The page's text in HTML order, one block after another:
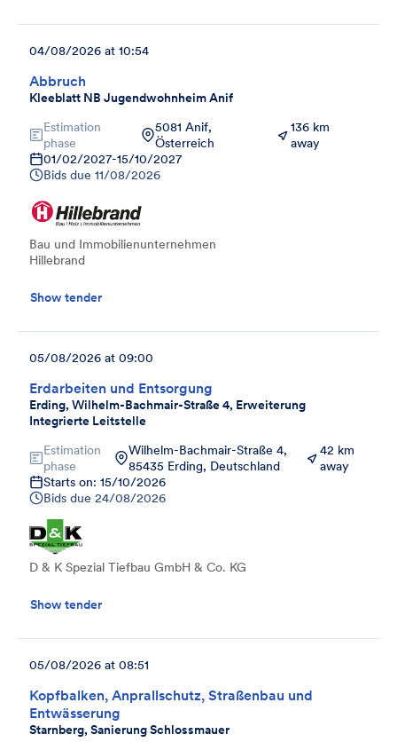
Abbruch
Kleeblatt NB Jugendwohnheim Anif
04/08/2026 at 10:54
Estimation
phase
5081 Anif,
Österreich
136 km
away
01/02/2027-15/10/2027
Bids due 11/08/2026
Bau und Immobilienunternehmen
Hillebrand
Show tender
Erdarbeiten und Entsorgung
Erding, Wilhelm-Bachmair-Straße 4, Erweiterung
Integrierte Leitstelle
05/08/2026 at 09:00
Estimation
phase
Wilhelm-Bachmair-Straße 4,
85435 Erding, Deutschland
42 km
away
Starts on: 15/10/2026
Bids due 24/08/2026
D & K Spezial Tiefbau GmbH & Co. KG
Show tender
Kopfbalken, Anprallschutz, Straßenbau und
Entwässerung
Starnberg, Sanierung Schlossmauer
05/08/2026 at 08:51